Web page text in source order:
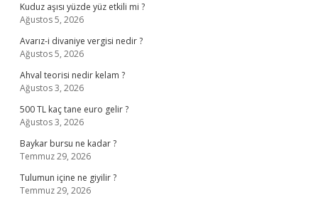
Kuduz aşısı yüzde yüz etkili mi ?
Ağustos 5, 2026
Avarız-i divaniye vergisi nedir ?
Ağustos 5, 2026
Ahval teorisi nedir kelam ?
Ağustos 3, 2026
500 TL kaç tane euro gelir ?
Ağustos 3, 2026
Baykar bursu ne kadar ?
Temmuz 29, 2026
Tulumun içine ne giyilir ?
Temmuz 29, 2026